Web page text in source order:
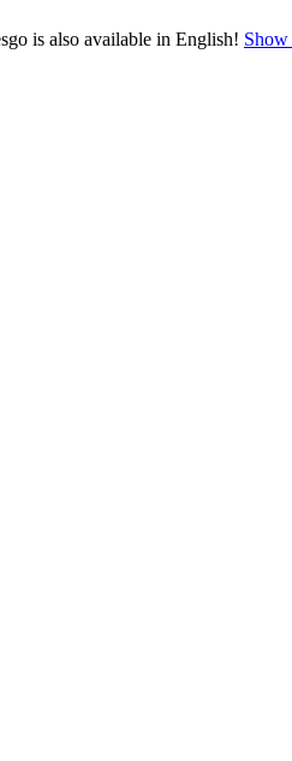
is also available in English! Show